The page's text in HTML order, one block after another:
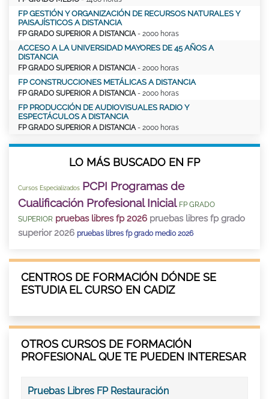
FP GESTIÓN Y ORGANIZACIÓN DE RECURSOS NATURALES Y
PAISAJÍSTICOS A DISTANCIA
FP GRADO SUPERIOR A DISTANCIA- 2000 horas
ACCESO A LA UNIVERSIDAD MAYORES DE 45 AÑOS A
DISTANCIA
FP GRADO SUPERIOR A DISTANCIA- 2000 horas
FP CONSTRUCCIONES METÁLICAS A DISTANCIA
FP GRADO SUPERIOR A DISTANCIA- 2000 horas
FP PRODUCCIÓN DE AUDIOVISUALES RADIO Y
ESPECTÁCULOS A DISTANCIA
FP GRADO SUPERIOR A DISTANCIA- 2000 horas
LO MÁS BUSCADO EN FP
Cursos Especializados PCPI Programas de
Cualificación Profesional Inicial FP GRADO
SUPERIOR pruebas libres fp 2026 pruebas libres fp grado
superior 2026 pruebas libres fp grado medio 2026
CENTROS DE FORMACIÓN DÓNDE SE
ESTUDIA EL CURSO EN CADIZ
OTROS CURSOS DE FORMACIÓN
PROFESIONAL QUE TE PUEDEN INTERESAR
Pruebas Libres FP Restauración